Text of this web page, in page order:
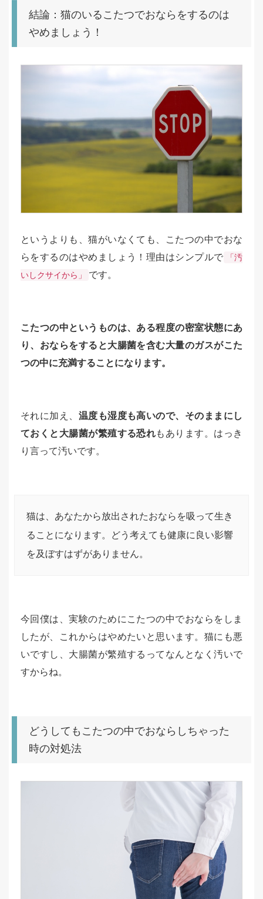
結論：猫のいるこたつでおならをするのは
やめましょう！
というよりも、猫がいなくても、こたつの中でおな
らをするのはやめましょう！理由はシンプルで
「汚
いしクサイから」
です。
こたつの中というものは、ある程度の密室状態にあ
り、おならをすると大腸菌を含む大量のガスがこた
つの中に充満することになります。
それに加え、 温度も湿度も高いので、そのままにし
ておくと大腸菌が繁殖する恐れもあります。はっき
り言って汚いです。
猫は、あなたから放出されたおならを吸って生き
ることになります。どう考えても健康に良い影響
を及ぼすはずがありません。
今回僕は、実験のためにこたつの中でおならをしま
したが、これからはやめたいと思います。猫にも悪
いですし、大腸菌が繁殖するってなんとなく汚いで
すからね。
どうしてもこたつの中でおならしちゃった
時の対処法